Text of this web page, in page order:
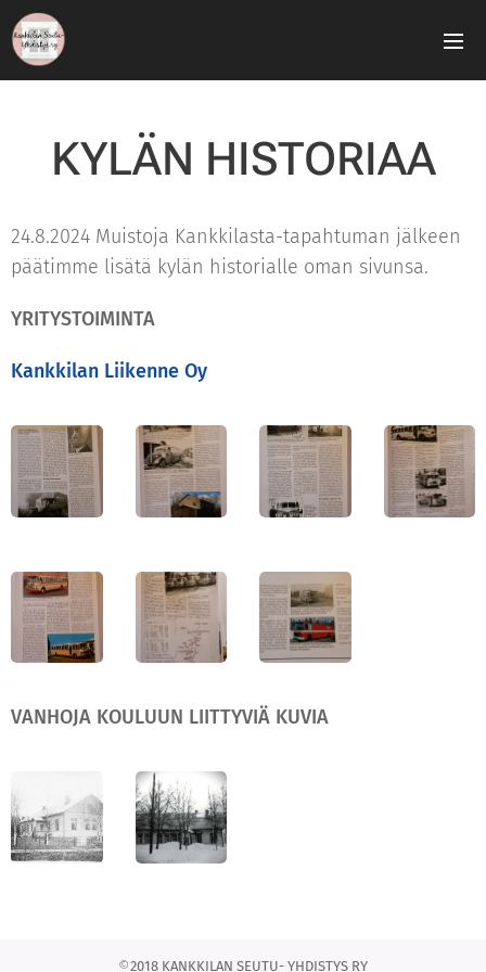
KYLÄN HISTORIAA
24.8.2024 Muistoja Kankkilasta-tapahtuman jälkeen
päätimme lisätä kylän historialle oman sivunsa.
YRITYSTOIMINTA
Kankkilan Liikenne Oy
VANHOJA KOULUUN LIITTYVIÄ KUVIA
©2018 KANKKILAN SEUTU- YHDISTYS RY